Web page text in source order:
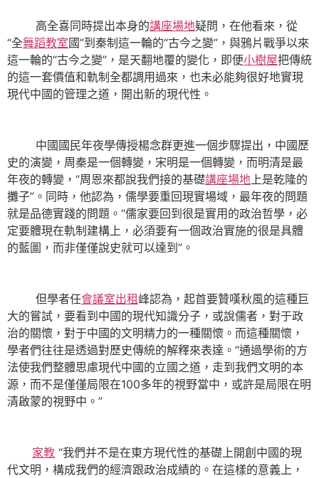
高全喜同時提出本身的講座場地疑問，在他看來，從
“全舞蹈教室國”到秦制這一輪的“古今之變”，與鴉片戰爭以來
這一輪的“古今之變”，是天翻地覆的變化，即便小樹屋把傳統
的這一套價值和軌制全都調用過來，也未必能夠很好地實現
現代中國的管理之道，開出新的現代性。
中國國民年夜學傳授楊念群更進一個步驟提出，中國歷
史的演變，周秦是一個轉變，宋明是一個轉變，而明清是最
年夜的轉變，“周恩來都說我們接的基礎講座場地上是乾隆的
攤子”。同時，他認為，儒學要重回現實場域，最年夜的問題
就是品德實踐的問題。“儒家要回到很是實用的政治哲學，必
定要體現在軌制建構上，必須要有一個政治實施的很是具體
的藍圖，而非僅僅說史就可以達到”。
但學者任會議室出租 峰認為，起首要贊嘆秋風的這種巨
大的嘗試，要看到中國的現代知識分子，或說儒者，對于政
治的關懷，對于中國的文明精力的一種關懷。而這種關懷，
學者們往往是透過對歷史傳統的解釋來表達。“通過學術的方
法使我們整體思慮現代中國的立國之道，走到我們文明的本
源，而不是僅僅局限在100多年的視野當中，或許是局限在明
清啟蒙的視野中。”
家教 “我們并不是在東方現代性的基礎上開創中國的現
代文明，構成我們的經濟跟政治成績的。在這樣的意義上，